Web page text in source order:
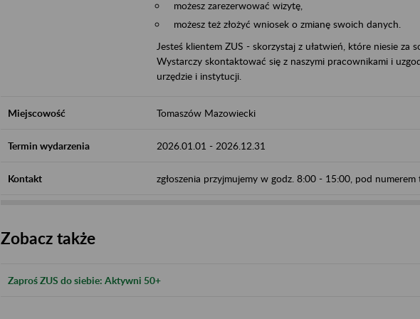
możesz zarezerwować wizytę,
możesz też złożyć wniosek o zmianę swoich danych.
Jesteś klientem ZUS - skorzystaj z ułatwień, które niesie za
Wystarczy skontaktować się z naszymi pracownikami i
urzędzie i instytucji.
Miejscowość Tomaszów Mazowiecki
Termin wydarzenia 2026.01.01 - 2026.12.31
Kontakt zgłoszenia przyjmujemy w godz. 8:00 - 15:00, pod
Zobacz także
Zaproś ZUS do siebie: Aktywni 50+